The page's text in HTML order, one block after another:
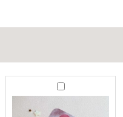
T
r
u